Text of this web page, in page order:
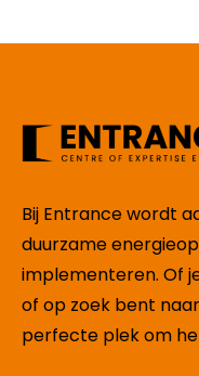
Bij Entrance wordt
duurzame
implementeren. Of
of op zoek bent
perfecte plek om